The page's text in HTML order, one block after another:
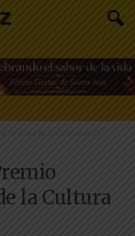
de Viana de la Cultura 2023
la Cultura